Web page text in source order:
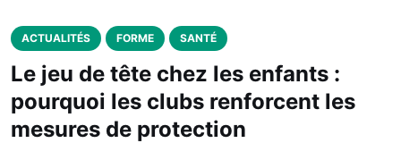
ACTUALITÉS FORME SANTÉ
Le jeu de tête chez les enfants :
pourquoi les clubs renforcent les
mesures de protection